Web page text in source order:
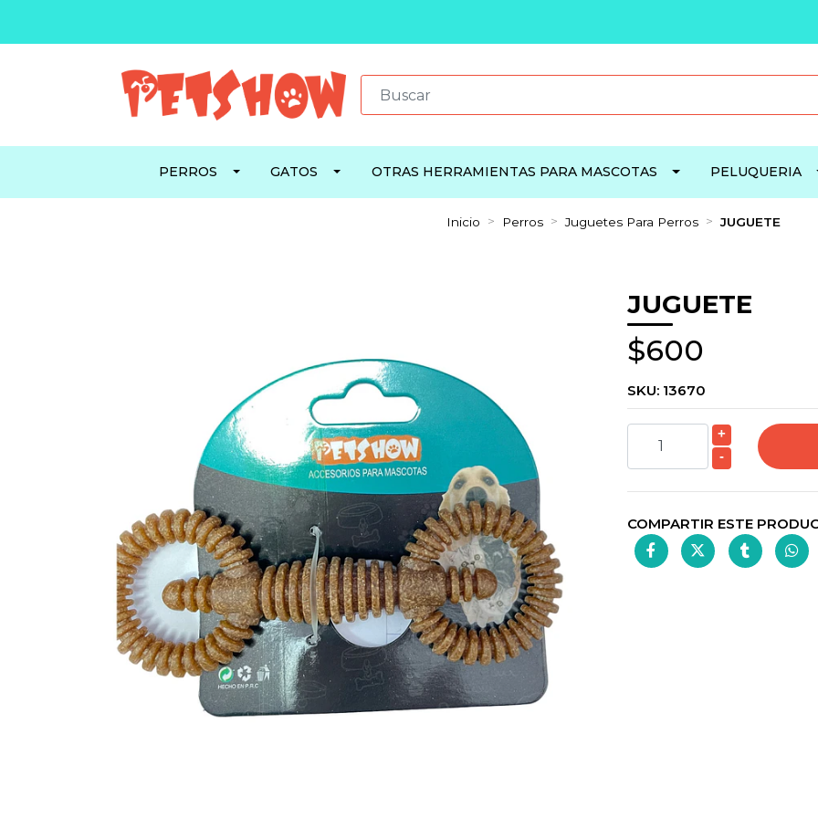
PERROS GATOS OTRAS HERRAMIENTAS PARA MASCOTAS PELUQUERIA
Inicio Perros Juguetes Para Perros JUGUETE
JUGUETE
$600
SKU: 13670
+
-
COMPARTIR ESTE